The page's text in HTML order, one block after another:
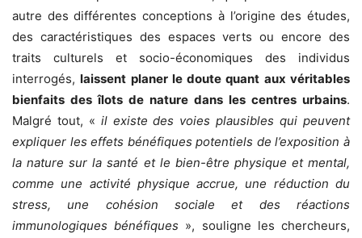
autre des différentes conceptions à l’origine des études,
des caractéristiques des espaces verts ou encore des
traits culturels et socio-économiques des individus
interrogés,laissent planer le doute quant aux véritables
bienfaits des îlots de nature dans les centres urbains.
Malgré tout, « il existe des voies plausibles qui peuvent
expliquer les effets bénéfiques potentiels de l’exposition à
la nature sur la santé et le bien-être physique et mental,
comme une activité physique accrue, une réduction du
stress, une cohésion sociale et des réactions
immunologiques bénéfiques », souligne les chercheurs,